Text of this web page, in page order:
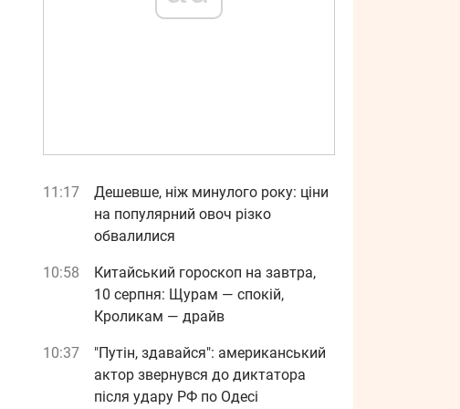
11:17
Дешевше, ніж минулого року: ціни
на популярний овоч різко
обвалилися
10:58
Китайський гороскоп на завтра,
10 серпня: Щурам — спокій,
Кроликам — драйв
10:37
"Путін, здавайся": американський
актор звернувся до диктатора
після удару РФ по Одесі